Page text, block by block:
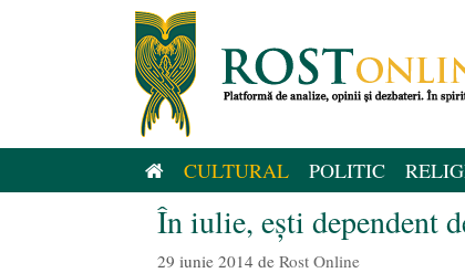
CULTURAL POLITIC
În iulie, eşti dependent
29 iunie 2014 de Rost Online